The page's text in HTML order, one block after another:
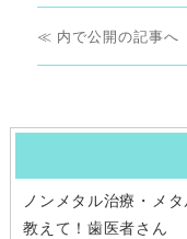
投
稿
ナ
ゲ
内で公開
ノンメタル治療・メ
教えて！歯医者さん